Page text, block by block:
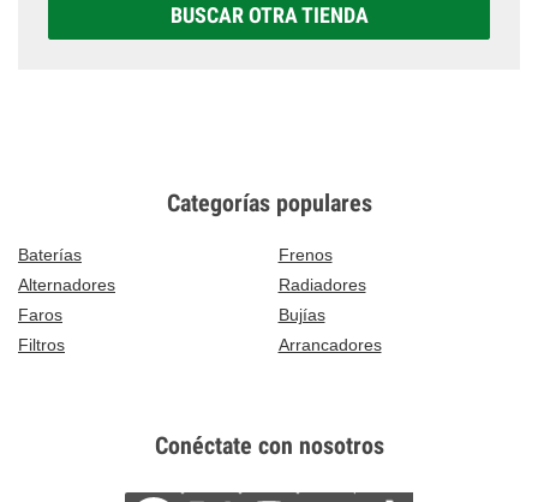
BUSCAR OTRA TIENDA
Categorías populares
Baterías
Frenos
Alternadores
Radiadores
Faros
Bujías
Filtros
Arrancadores
Conéctate con nosotros